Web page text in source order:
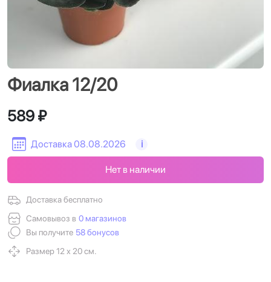
Фиалка 12/20
Доставка 08.08.2026 i
589 ₽
Доставка бесплатно
Самовывоз в 0 магазинов
Вы получите 58 бонусов
Размер 12 х 20 см.
Нет в наличии